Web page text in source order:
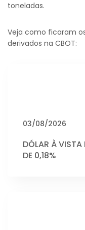
toneladas.
Veja como ficaram
derivados na CBOT:
03/08/2026
DÓLAR À
DE 0,18%